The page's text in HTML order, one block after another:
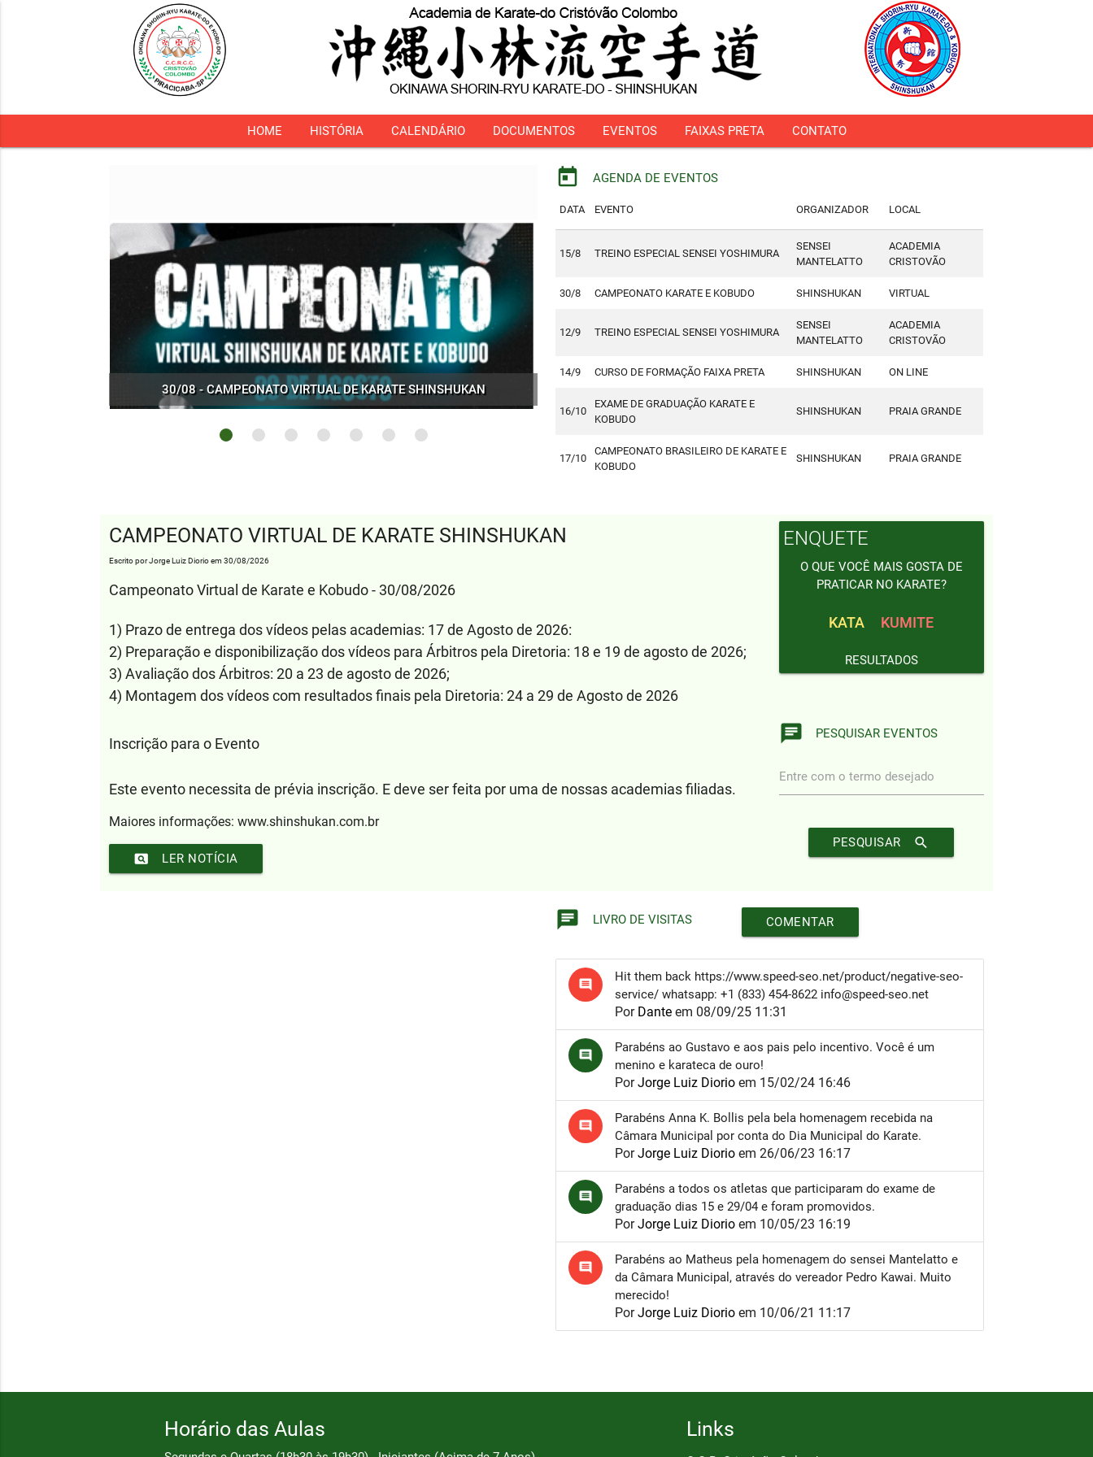
HOME HISTÓRIA CALENDÁRIO DOCUMENTOS EVENTOS FAIXAS PRETA CONTATO
30/08 - CAMPEONATO VIRTUAL DE KARATE SHINSHUKAN
18/07 - CAMPEONATO SHINSHUKAN DE KARATE ETAPA SANTOS
12/07 - SEMINÁRIO DE KARATE SHINSHUKAN EM TIETÊ
11/07 - SHINENKAI NA ACADEMIA DO CRISTOVÃO
05/07 - KOBUDOCAS DO CRISTOVÃO SÃO APROVADOS NA SHINSHUKAN
23/05 - SEMINÁRIO DE KOBUDO EM RIO DAS PEDRAS
16/05 - CAMPEONATO SHINSHUKAN DE KARATE E KOBUDO ETAPA COTIA
today AGENDA DE EVENTOS
DATA EVENTO ORGANIZADOR LOCAL
15/8 TREINO ESPECIAL SENSEI YOSHIMURA
SENSEI
MANTELATTO
ACADEMIA
CRISTOVÃO
30/8 CAMPEONATO KARATE E KOBUDO SHINSHUKAN VIRTUAL
12/9 TREINO ESPECIAL SENSEI YOSHIMURA
SENSEI
MANTELATTO
ACADEMIA
CRISTOVÃO
14/9 CURSO DE FORMAÇÃO FAIXA PRETA SHINSHUKAN ON LINE
16/10
EXAME DE GRADUAÇÃO KARATE E
KOBUDO
SHINSHUKAN PRAIA GRANDE
17/10
CAMPEONATO BRASILEIRO DE KARATE E
KOBUDO
SHINSHUKAN PRAIA GRANDE
CAMPEONATO VIRTUAL DE KARATE SHINSHUKAN
Escrito por Jorge Luiz Diorio em 30/08/2026
Campeonato Virtual de Karate e Kobudo - 30/08/2026
1) Prazo de entrega dos vídeos pelas academias: 17 de Agosto de 2026:
2) Preparação e disponibilização dos vídeos para Árbitros pela Diretoria: 18 e 19 de agosto de 2026;
3) Avaliação dos Árbitros: 20 a 23 de agosto de 2026;
4) Montagem dos vídeos com resultados finais pela Diretoria: 24 a 29 de Agosto de 2026
Inscrição para o Evento
Este evento necessita de prévia inscrição. E deve ser feita por uma de nossas academias filiadas.
Maiores informações: www.shinshukan.com.br
LER NOTÍCIA
pageview
ENQUETE
O QUE VOCÊ MAIS GOSTA DE
PRATICAR NO KARATE?
KATA KUMITE
RESULTADOS
chat PESQUISAR EVENTOS
Entre com o termo desejado
PESQUISAR search
chat LIVRO DE VISITAS COMENTAR
comment
Hit them back https://www.speed-seo.net/product/negative-seo-
service/ whatsapp: +1 (833) 454-8622 info@speed-seo.net
Por Dante em 08/09/25 11:31
comment
Parabéns ao Gustavo e aos pais pelo incentivo. Você é um
menino e karateca de ouro!
PorJorge Luiz Diorio em 15/02/24 16:46
comment
Parabéns Anna K. Bollis pela bela homenagem recebida na
Câmara Municipal por conta do Dia Municipal do Karate.
PorJorge Luiz Diorio em 26/06/23 16:17
comment
Parabéns a todos os atletas que participaram do exame de
graduação dias 15 e 29/04 e foram promovidos.
PorJorge Luiz Diorio em 10/05/23 16:19
comment
Parabéns ao Matheus pela homenagem do sensei Mantelatto e
da Câmara Municipal, através do vereador Pedro Kawai. Muito
merecido!
PorJorge Luiz Diorio em 10/06/21 11:17
Horário das Aulas Links